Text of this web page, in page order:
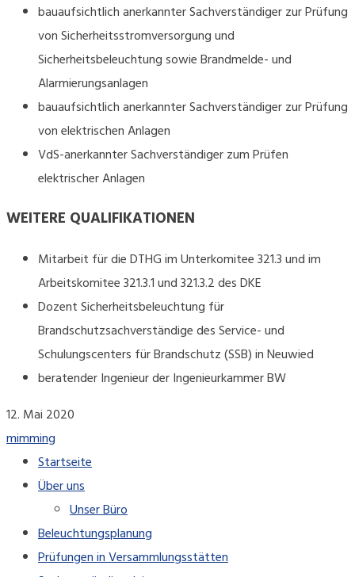
bauaufsichtlich anerkannter Sachverständiger zur Prüfung
von Sicherheitsstromversorgung und
Sicherheitsbeleuchtung sowie Brandmelde- und
Alarmierungsanlagen
bauaufsichtlich anerkannter Sachverständiger zur Prüfung
von elektrischen Anlagen
VdS-anerkannter Sachverständiger zum Prüfen
elektrischer Anlagen
WEITERE QUALIFIKATIONEN
Mitarbeit für die DTHG im Unterkomitee 321.3 und im
Arbeitskomitee 321.3.1 und 321.3.2 des DKE
Dozent Sicherheitsbeleuchtung für
Brandschutzsachverständige des Service- und
Schulungscenters für Brandschutz (SSB) in Neuwied
beratender Ingenieur der Ingenieurkammer BW
12. Mai 2020
mimming
Startseite
Über uns
Unser Büro
Beleuchtungsplanung
Prüfungen in Versammlungsstätten